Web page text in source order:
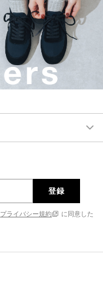
登録
プライバシー規約
に同意した